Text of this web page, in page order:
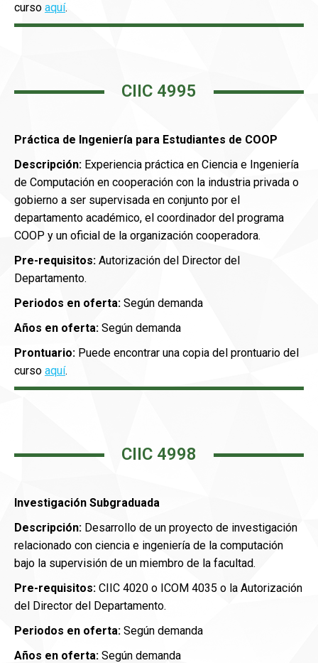
curso aquí.
CIIC 4995
Práctica de Ingeniería para Estudiantes de COOP
Descripción: Experiencia práctica en Ciencia e Ingeniería
de Computación en cooperación con la industria privada o
gobierno a ser supervisada en conjunto por el
departamento académico, el coordinador del programa
COOP y un oficial de la organización cooperadora.
Pre-requisitos: Autorización del Director del
Departamento.
Periodos en oferta: Según demanda
Años en oferta: Según demanda
Prontuario: Puede encontrar una copia del prontuario del
curso aquí.
CIIC 4998
Investigación Subgraduada
Descripción: Desarrollo de un proyecto de investigación
relacionado con ciencia e ingeniería de la computación
bajo la supervisión de un miembro de la facultad.
Pre-requisitos: CIIC 4020 o ICOM 4035 o la Autorización
del Director del Departamento.
Periodos en oferta: Según demanda
Años en oferta: Según demanda